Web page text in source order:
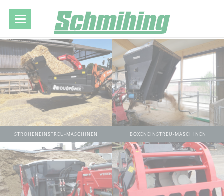
STROHENEINSTREU-MASCHINEN BOXENEINSTREU-MASCHINEN